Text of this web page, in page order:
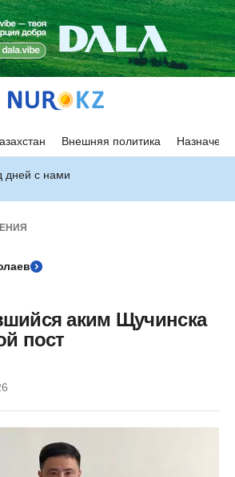
Внешняя политика
дней с нами
аким Щучинска
пост